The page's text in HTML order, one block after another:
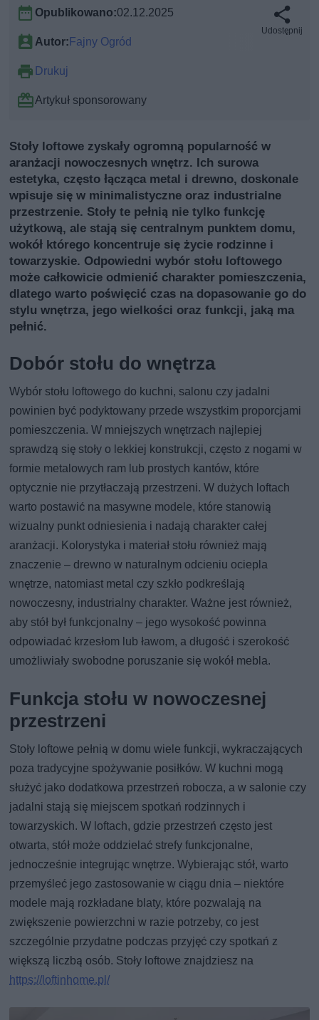
Opublikowano:02.12.2025
Autor:Fajny Ogród
Drukuj
Artykuł sponsorowany
Udostępnij
Stoły loftowe zyskały ogromną popularność w
aranżacji nowoczesnych wnętrz. Ich surowa
estetyka, często łącząca metal i drewno, doskonale
wpisuje się w minimalistyczne oraz industrialne
przestrzenie. Stoły te pełnią nie tylko funkcję
użytkową, ale stają się centralnym punktem domu,
wokół którego koncentruje się życie rodzinne i
towarzyskie. Odpowiedni wybór stołu loftowego
może całkowicie odmienić charakter pomieszczenia,
dlatego warto poświęcić czas na dopasowanie go do
stylu wnętrza, jego wielkości oraz funkcji, jaką ma
pełnić.
Dobór stołu do wnętrza
Wybór stołu loftowego do kuchni, salonu czy jadalni
powinien być podyktowany przede wszystkim proporcjami
pomieszczenia. W mniejszych wnętrzach najlepiej
sprawdzą się stoły o lekkiej konstrukcji, często z nogami w
formie metalowych ram lub prostych kantów, które
optycznie nie przytłaczają przestrzeni. W dużych loftach
warto postawić na masywne modele, które stanowią
wizualny punkt odniesienia i nadają charakter całej
aranżacji. Kolorystyka i materiał stołu również mają
znaczenie – drewno w naturalnym odcieniu ociepla
wnętrze, natomiast metal czy szkło podkreślają
nowoczesny, industrialny charakter. Ważne jest również,
aby stół był funkcjonalny – jego wysokość powinna
odpowiadać krzesłom lub ławom, a długość i szerokość
umożliwiały swobodne poruszanie się wokół mebla.
Funkcja stołu w nowoczesnej
przestrzeni
Stoły loftowe pełnią w domu wiele funkcji, wykraczających
poza tradycyjne spożywanie posiłków. W kuchni mogą
służyć jako dodatkowa przestrzeń robocza, a w salonie czy
jadalni stają się miejscem spotkań rodzinnych i
towarzyskich. W loftach, gdzie przestrzeń często jest
otwarta, stół może oddzielać strefy funkcjonalne,
jednocześnie integrując wnętrze. Wybierając stół, warto
przemyśleć jego zastosowanie w ciągu dnia – niektóre
modele mają rozkładane blaty, które pozwalają na
zwiększenie powierzchni w razie potrzeby, co jest
szczególnie przydatne podczas przyjęć czy spotkań z
większą liczbą osób. Stoły loftowe znajdziesz na
https://loftinhome.pl/